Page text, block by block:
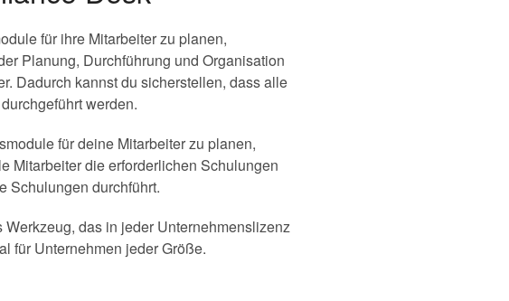
für ihre Mitarbeiter zu planen,
Planung, Durchführung und Organisation
Dadurch kannst du sicherstellen, dass alle
werden.
für deine Mitarbeiter zu planen,
Mitarbeiter die erforderlichen Schulungen
Schulungen durchführt.
das in jeder Unternehmenslizenz
für Unternehmen jeder Größe.